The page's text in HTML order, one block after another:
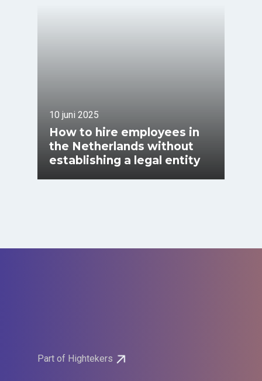
10 juni 2025
How to hire employees in
the Netherlands without
establishing a legal entity
Part of Hightekers